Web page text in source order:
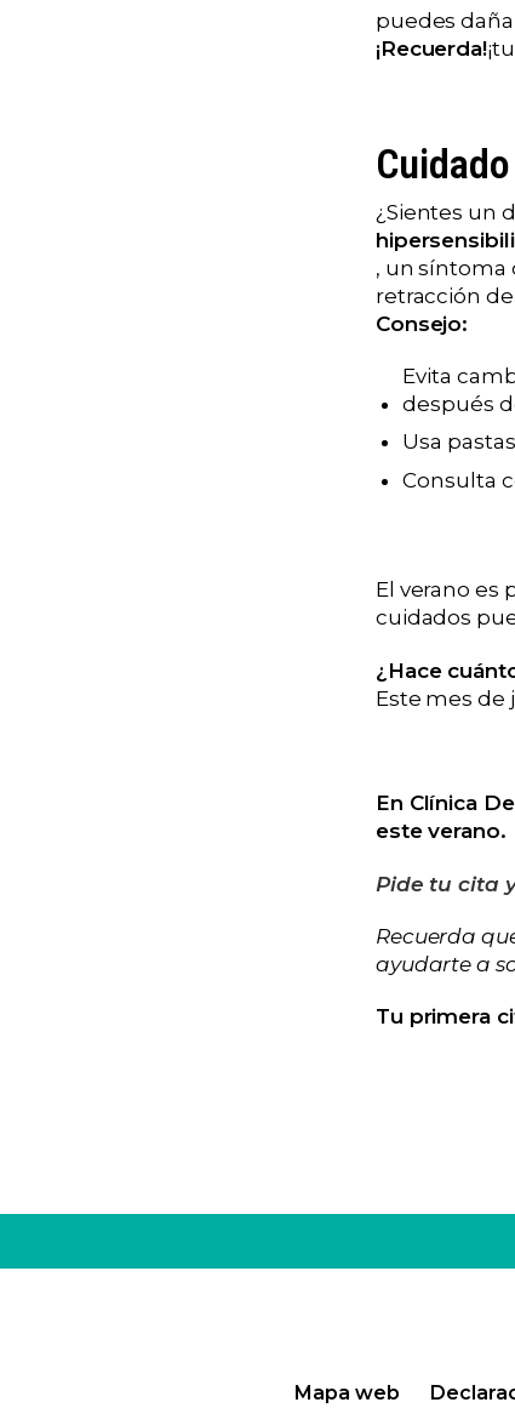
puedes
¡Recuerda!
¿Sientes un
, un síntoma
retracción
Consejo:
Evita
después
Usa
Consulta
El verano es
cuidados
¿Hace
Este mes de
En Clínica
este verano.
Pide tu cita
Recuerda
ayudarte a
Tu primera
Mapa web